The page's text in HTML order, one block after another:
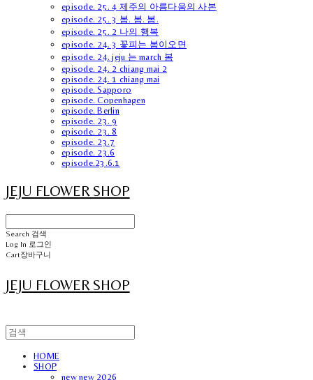
episode. 25. 4 제주의 아름다움의 사본
episode. 25. 3 봄. 봄. 봄.
episode. 25. 2 나의 행복
episode. 24. 3 꽃피는 봄이오면
episode. 24. jeju 는 march 봄
episode. 24. 2 chiang mai 2
episode. 24. 1 chiang mai
episode. Sapporo
episode. Copenhagen
episode. Berlin
episode. 23. 9
episode. 23. 8
episode. 23.7
episode. 23.6
episode.23.6.1
JEJU FLOWER SHOP
Search 검색
Log In 로그인
Cart장바구니
JEJU FLOWER SHOP
HOME
SHOP
new new 2026